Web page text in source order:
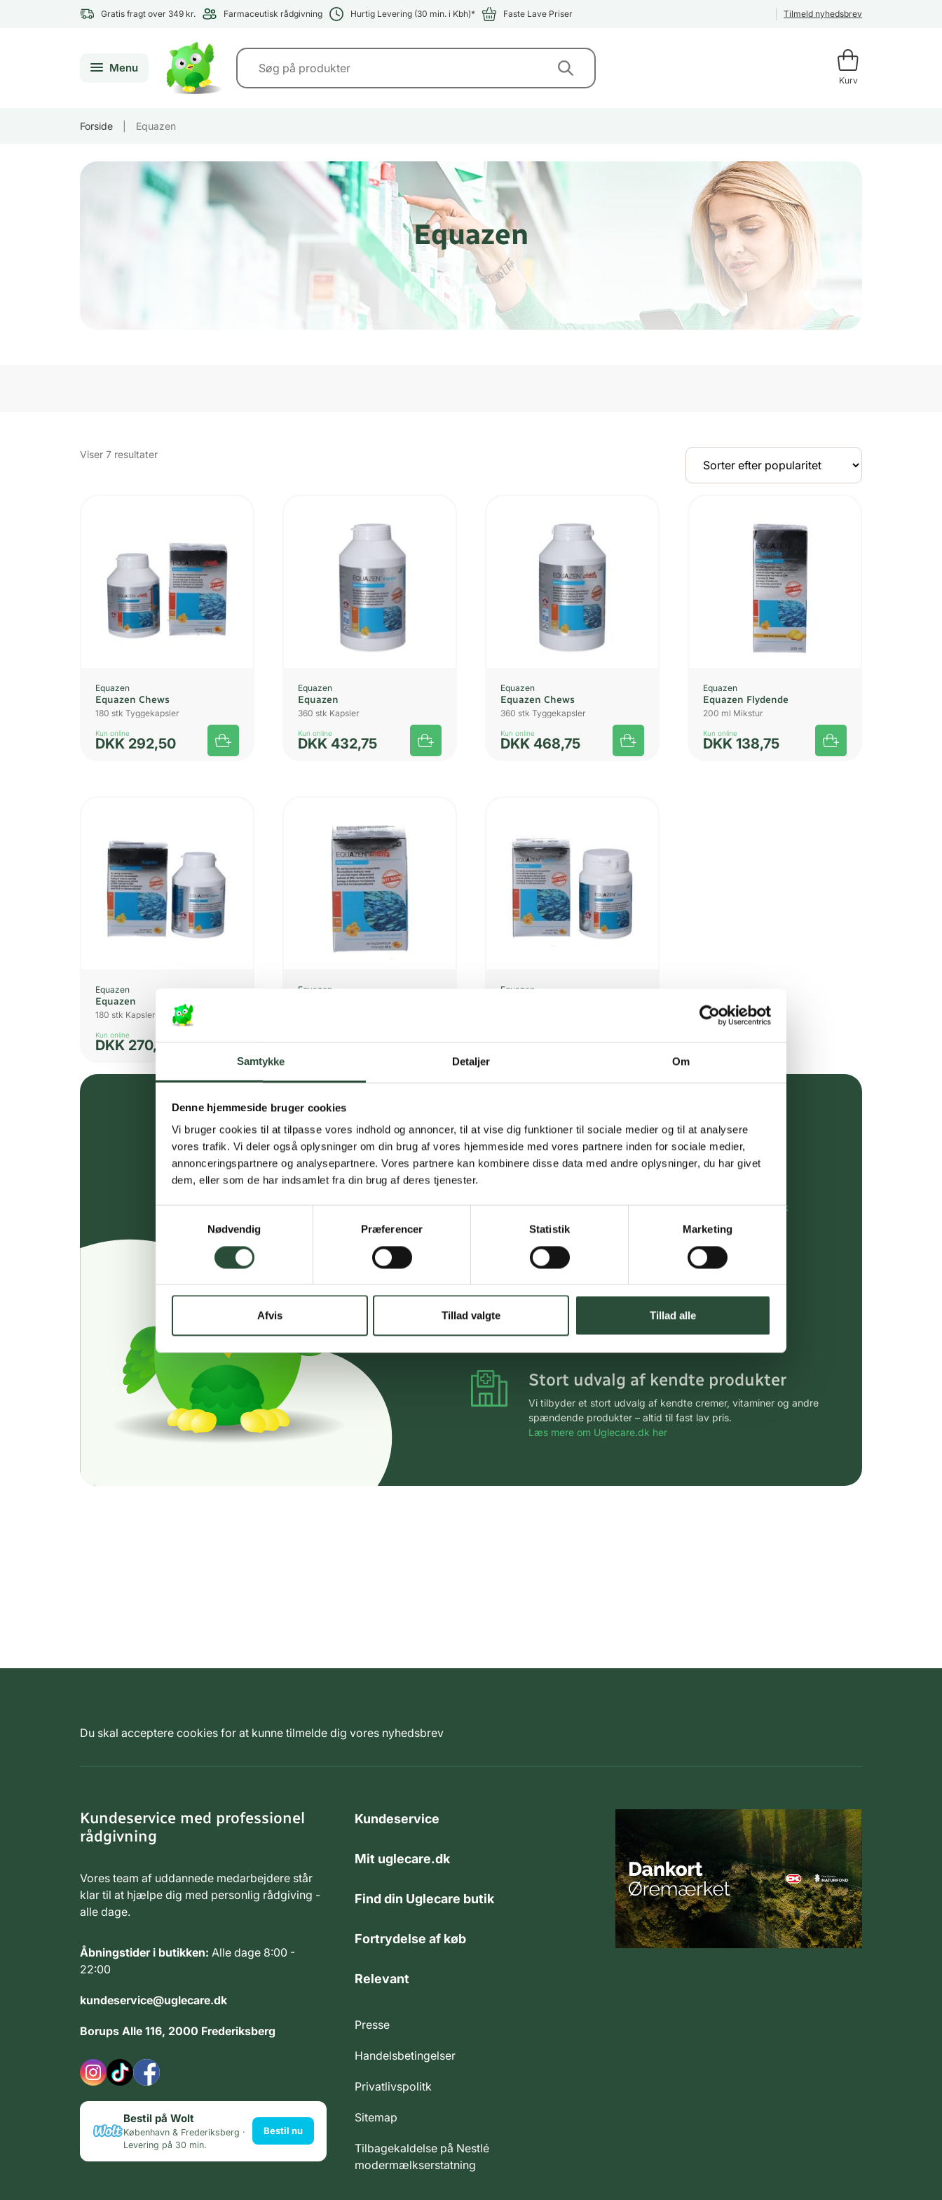
Samtykke Detaljer Om
Denne hjemmeside bruger cookies
Vi bruger cookies til at tilpasse vores indhold og annoncer, til at vise dig funktioner til sociale medier og til at analysere
vores trafik. Vi deler også oplysninger om din brug af vores hjemmeside med vores partnere inden for sociale medier,
annonceringspartnere og analysepartnere. Vores partnere kan kombinere disse data med andre oplysninger, du har givet
dem, eller som de har indsamlet fra din brug af deres tjenester.
Nødvendig
Præferencer Statistik Marketing
Afvis Tillad valgte Tillad alle
Gratis fragt over 349 kr. Farmaceutisk rådgivning Hurtig Levering (30 min. i Kbh)* Faste Lave Priser Tilmeld nyhedsbrev
Menu
Kurv
Forside Equazen
Equazen
Viser 7 resultaterSorteret
Equazen
Equazen Chews
180 stk Tyggekapsler
Kun online
DKK 292,50
Equazen
Equazen
360 stk Kapsler
Kun online
DKK 432,75
Equazen
Equazen Chews
360 stk Tyggekapsler
Kun online
DKK 468,75
Equazen
Equazen Flydende
200 ml Mikstur
Kun online
DKK 138,75
Equazen
Equazen
180 stk Kapsler
Kun online
DKK 270,75
Equazen
DKK153,75
Equazen
DKK146,25
Gælder ikke hjemmelevering
Få hjælp til din webordre på:kundeservice@uglecare.dk
Hurtig levering (30 min. i Kbh)
Hurtigt leveringen via GLS, og DAO
Faste lave priser*
*Gælder ikke ernæringsprodukter.
Stort udvalg af kendte produkter
Vi tilbyder et stort udvalg af kendte cremer, vitaminer og andre
spændende produkter – altid til fast lav pris.
Læs mere om Uglecare.dk her
Du skal acceptere cookies for at kunne tilmelde dig vores nyhedsbrev
Kundeservice med professionel
rådgivning
Vores team af uddannede medarbejdere står
klar til at hjælpe dig med personlig rådgiving -
alle dage.
Åbningstider i butikken: Alle dage 8:00 -
22:00
kundeservice@uglecare.dk
Borups Alle 116, 2000 Frederiksberg
Bestil på Wolt
København & Frederiksberg ·
Levering på 30 min.
Bestil nu
Kundeservice
Mit uglecare.dk
Find din Uglecare butik
Fortrydelse af køb
Relevant
Presse
Handelsbetingelser
Privatlivspolitk
Sitemap
Tilbagekaldelse på Nestlé
modermælkserstatning